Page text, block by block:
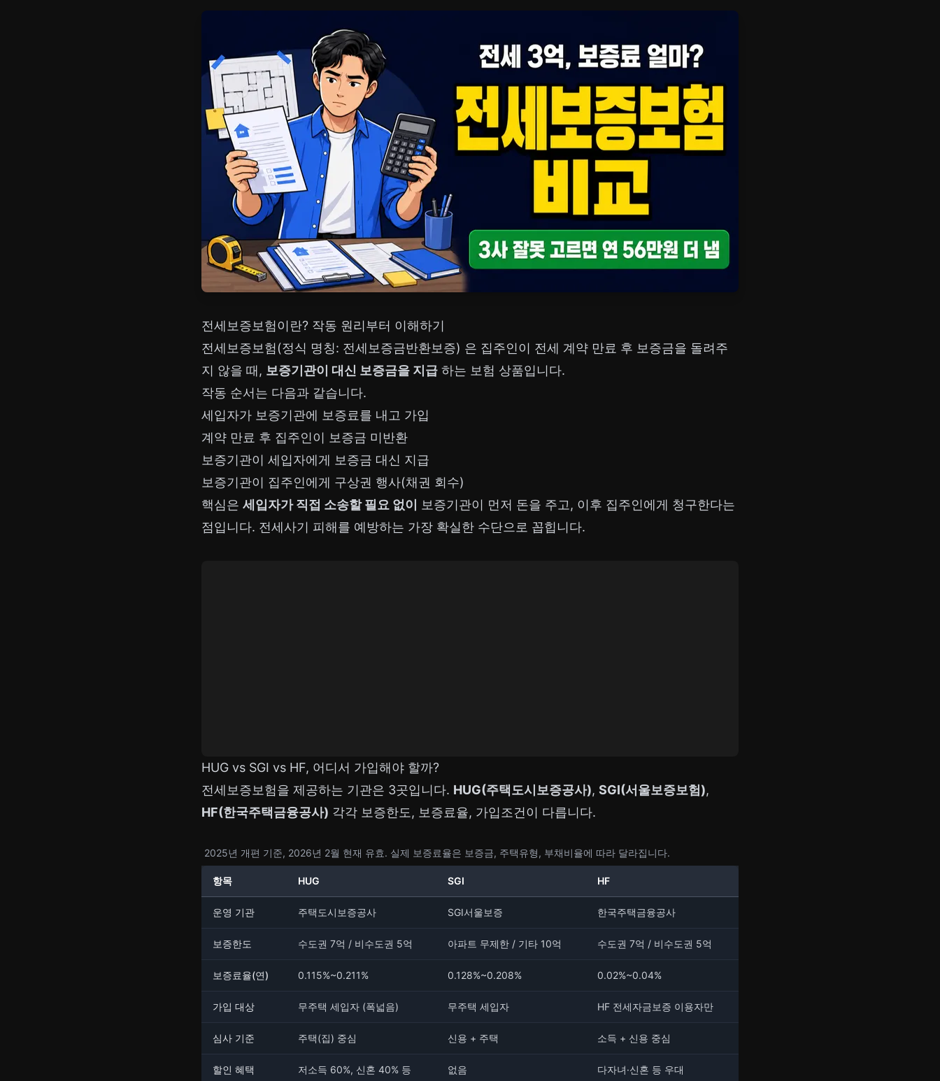
전세보증보험이란? 작동 원리부터 이해하기
전세보증보험(정식 명칭: 전세보증금반환보증) 은 집주인이 전세 계약 만료 후 보증금을 돌려주
지 않을 때, 보증기관이 대신 보증금을 지급 하는 보험 상품입니다.
작동 순서는 다음과 같습니다.
세입자가 보증기관에 보증료를 내고 가입
계약 만료 후 집주인이 보증금 미반환
보증기관이 세입자에게 보증금 대신 지급
보증기관이 집주인에게 구상권 행사(채권 회수)
핵심은 세입자가 직접 소송할 필요 없이
보증기관이 먼저 돈을 주고, 이후 집주인에게 청구한다는
점입니다. 전세사기 피해를 예방하는 가장 확실한 수단으로 꼽힙니다.
HUG vs SGI vs HF, 어디서 가입해야 할까?
전세보증보험을 제공하는 기관은 3곳입니다. HUG(주택도시보증공사), SGI(서울보증보험),
HF(한국주택금융공사) 각각 보증한도, 보증료율, 가입조건이 다릅니다.
2025년 개편 기준, 2026년 2월 현재 유효. 실제 보증료율은 보증금, 주택유형, 부채비율에 따라 달라집니다.
항목 HUG SGI HF
운영 기관 주택도시보증공사 SGI서울보증 한국주택금융공사
보증한도 수도권 7억 / 비수도권 5억 아파트 무제한 / 기타 10억 수도권 7억 / 비수도권 5억
보증료율(연) 0.115%~0.211% 0.128%~0.208% 0.02%~0.04%
가입 대상 무주택 세입자 (폭넓음) 무주택 세입자 HF 전세자금보증 이용자만
심사 기준 주택(집) 중심 신용 + 주택 소득 + 신용 중심
할인 혜택 저소득 60%, 신혼 40% 등 없음 다자녀·신혼 등 우대